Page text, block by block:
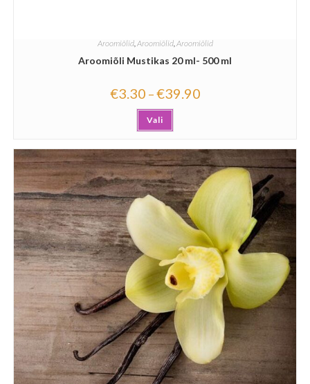
Aroomiõlid,Aroomiõlid,Aroomiõlid
Aroomiõli Mustikas 20 ml- 500 ml
€3.30 –€39.90
Vali